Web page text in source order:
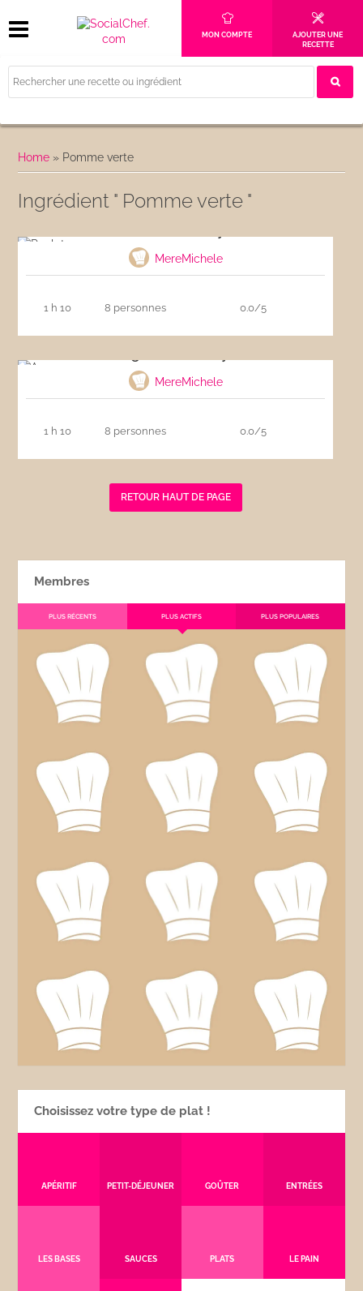
MON COMPTE
AJOUTER UNE
RECETTE
Home » Pomme verte
Ingrédient " Pomme verte "
MereMichele
1 h 10 8 personnes 0.0/5
MereMichele
1 h 10 8 personnes 0.0/5
RETOUR HAUT DE PAGE
Membres
PLUS RÉCENTS PLUS ACTIFS PLUS POPULAIRES
Choisissez votre type de plat !
APÉRITIF PETIT-DÉJEUNER GOÛTER ENTRÉES
LES BASES SAUCES PLATS LE PAIN